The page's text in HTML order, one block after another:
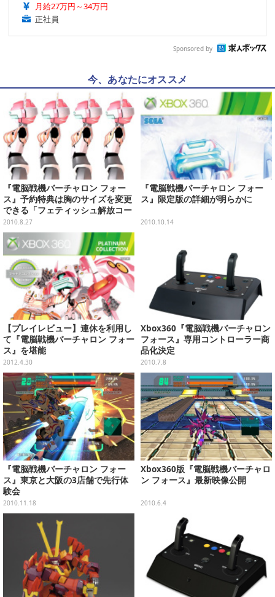
月給27万円～34万円
正社員
Sponsored by
今、あなたにオススメ
『電脳戦機バーチャロン フォー
ス』予約特典は胸のサイズを変更
できる「フェティッシュ解放コー
ド」
2010.8.27
『電脳戦機バーチャロン フォー
ス』限定版の詳細が明らかに
2010.10.14
【プレイレビュー】連休を利用し
て『電脳戦機バーチャロン フォー
ス』を堪能
2012.4.30
Xbox360『電脳戦機バーチャロン
フォース』専用コントローラー商
品化決定
2010.7.8
『電脳戦機バーチャロン フォー
ス』東京と大阪の3店舗で先行体
験会
2010.11.18
Xbox360版『電脳戦機バーチャロ
ン フォース』最新映像公開
2010.6.4